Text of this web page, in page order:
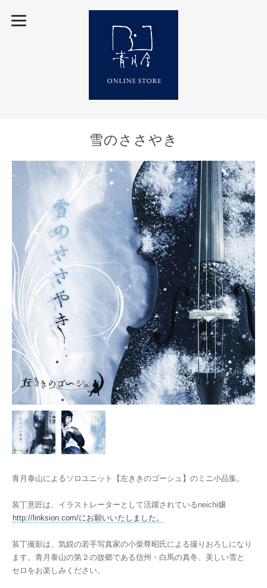
雪のささやき
青月泰山によるソロユニット【左ききのゴーシュ】のミニ小品集。
装丁意匠は、イラストレーターとして活躍されているneichi嬢
http://linksion.com/にお願いいたしました。
装丁撮影は、気鋭の若手写真家の小柴尊昭氏による撮りおろしになり
ます。青月泰山の第２の故郷である信州・白馬の真冬、美しい雪と
セロをお楽しみください。